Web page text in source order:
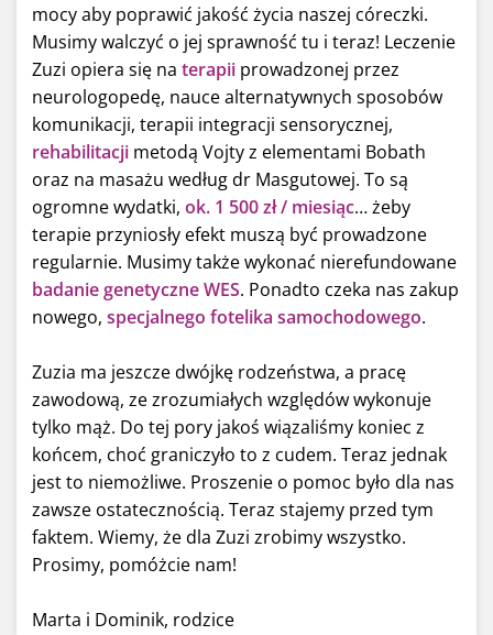
mocy aby poprawić jakość życia naszej córeczki.
Musimy walczyć o jej sprawność tu i teraz! Leczenie
Zuzi opiera się na terapii prowadzonej przez
neurologopedę, nauce alternatywnych sposobów
komunikacji, terapii integracji sensorycznej,
rehabilitacji metodą Vojty z elementami Bobath
oraz na masażu według dr Masgutowej. To są
ogromne wydatki, ok. 1 500 zł / miesiąc… żeby
terapie przyniosły efekt muszą być prowadzone
regularnie. Musimy także wykonać nierefundowane
badanie genetyczne WES. Ponadto czeka nas zakup
nowego, specjalnego fotelika samochodowego.
Zuzia ma jeszcze dwójkę rodzeństwa, a pracę
zawodową, ze zrozumiałych względów wykonuje
tylko mąż. Do tej pory jakoś wiązaliśmy koniec z
końcem, choć graniczyło to z cudem. Teraz jednak
jest to niemożliwe. Proszenie o pomoc było dla nas
zawsze ostatecznością. Teraz stajemy przed tym
faktem. Wiemy, że dla Zuzi zrobimy wszystko.
Prosimy, pomóżcie nam!
Marta i Dominik, rodzice